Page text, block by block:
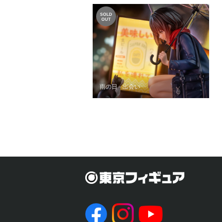
雨の日 - 出会い